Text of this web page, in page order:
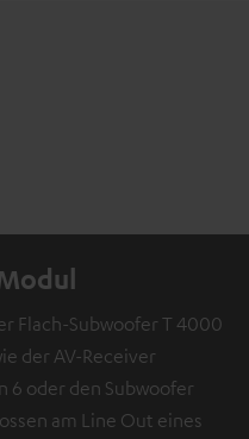
Flach-Subwoofer T 4000
der AV-Receiver
6 oder den Subwoofer
am Line Out eines